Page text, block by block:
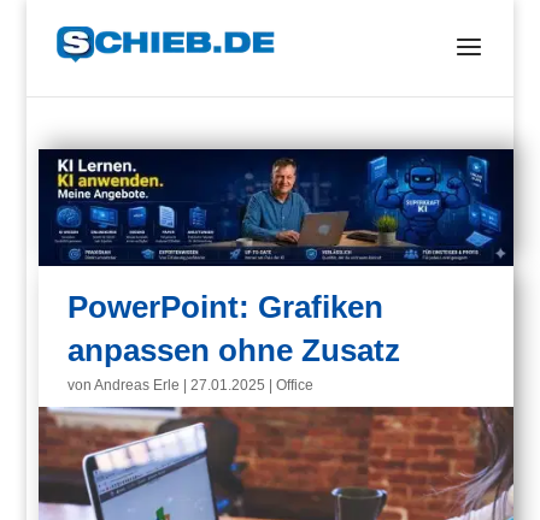
PowerPoint: Grafiken
anpassen ohne Zusatz
vonAndreas Erle |27.01.2025 |Office